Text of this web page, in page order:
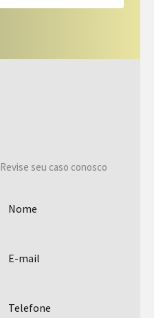
Revise seu caso conosco